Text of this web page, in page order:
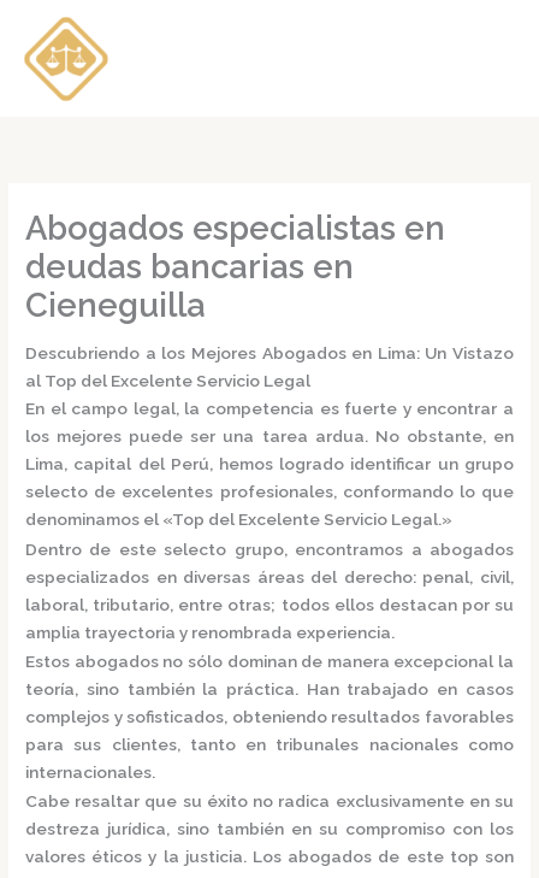
contenido
Abogados especialistas en
deudas bancarias en
Cieneguilla
Descubriendo a los Mejores Abogados en Lima: Un Vistazo
al Top del Excelente Servicio Legal
En el campo legal, la competencia es fuerte y encontrar a
los mejores puede ser una tarea ardua. No obstante, en
Lima, capital del Perú, hemos logrado identificar un grupo
selecto de excelentes profesionales, conformando lo que
denominamos el «Top del Excelente Servicio Legal.»
Dentro de este selecto grupo, encontramos a abogados
especializados en diversas áreas del derecho: penal, civil,
laboral, tributario, entre otras; todos ellos destacan por su
amplia trayectoria y renombrada experiencia.
Estos abogados no sólo dominan de manera excepcional la
teoría, sino también la práctica. Han trabajado en casos
complejos y sofisticados, obteniendo resultados favorables
para sus clientes, tanto en tribunales nacionales como
internacionales.
Cabe resaltar que su éxito no radica exclusivamente en su
destreza jurídica, sino también en su compromiso con los
valores éticos y la justicia. Los abogados de este top son